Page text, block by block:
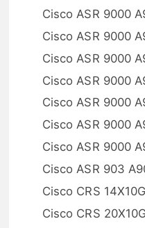
Cisco ASR 9000
Cisco ASR 9000
Cisco ASR 9000
Cisco ASR 9000
Cisco ASR 9000
Cisco ASR 9000
Cisco ASR 9000
Cisco ASR 903
Cisco CRS
Cisco CRS